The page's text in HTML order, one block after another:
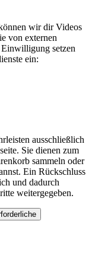
wir dir Videos
von externen
setzen
ein:
ausschließlich
Sie dienen zum
sammeln oder
Ein Rückschluss
und dadurch
weitergegeben.